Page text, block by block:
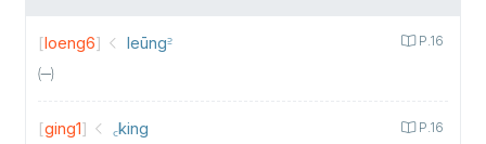
P.16
[loeng6] leūng꜅
㈠
P.16
[ging1] ꜀king